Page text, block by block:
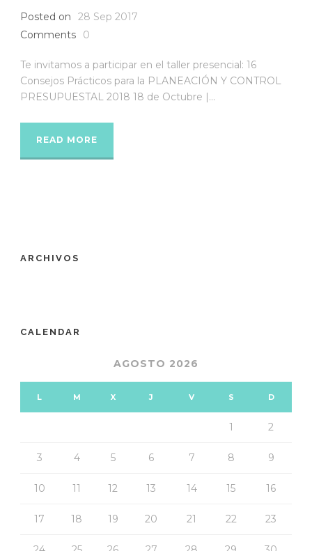
Posted on
28 Sep 2017
Comments
0
Te invitamos a participar en el taller presencial: 16
Consejos Prácticos para la PLANEACIÓN Y CONTROL
PRESUPUESTAL 2018 18 de Octubre |...
READ MORE
ARCHIVOS
CALENDAR
AGOSTO 2026
L M X J V S D
1 2
3 4 5 6 7 8 9
10 11 12 13 14 15 16
17 18 19 20 21 22 23